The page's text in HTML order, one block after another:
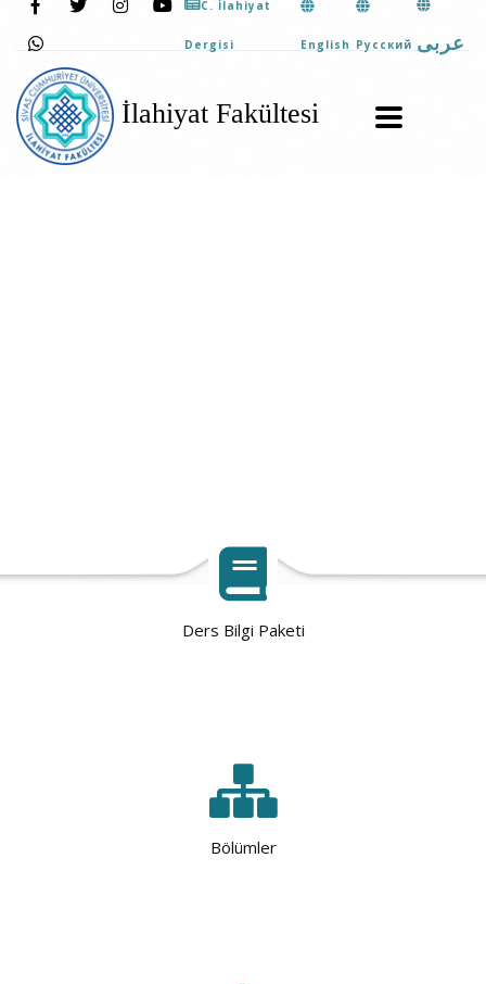
C. İlahiyat
Dergisi English Pусский عربى
İlahiyat Fakültesi
Ders Bilgi Paketi
Bölümler